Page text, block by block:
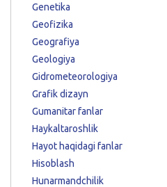
Genetika
Geofizika
Geografiya
Geologiya
Gidrometeorologiya
Grafik dizayn
Gumanitar fanlar
Haykaltaroshlik
Hayot haqidagi fanlar
Hisoblash
Hunarmandchilik